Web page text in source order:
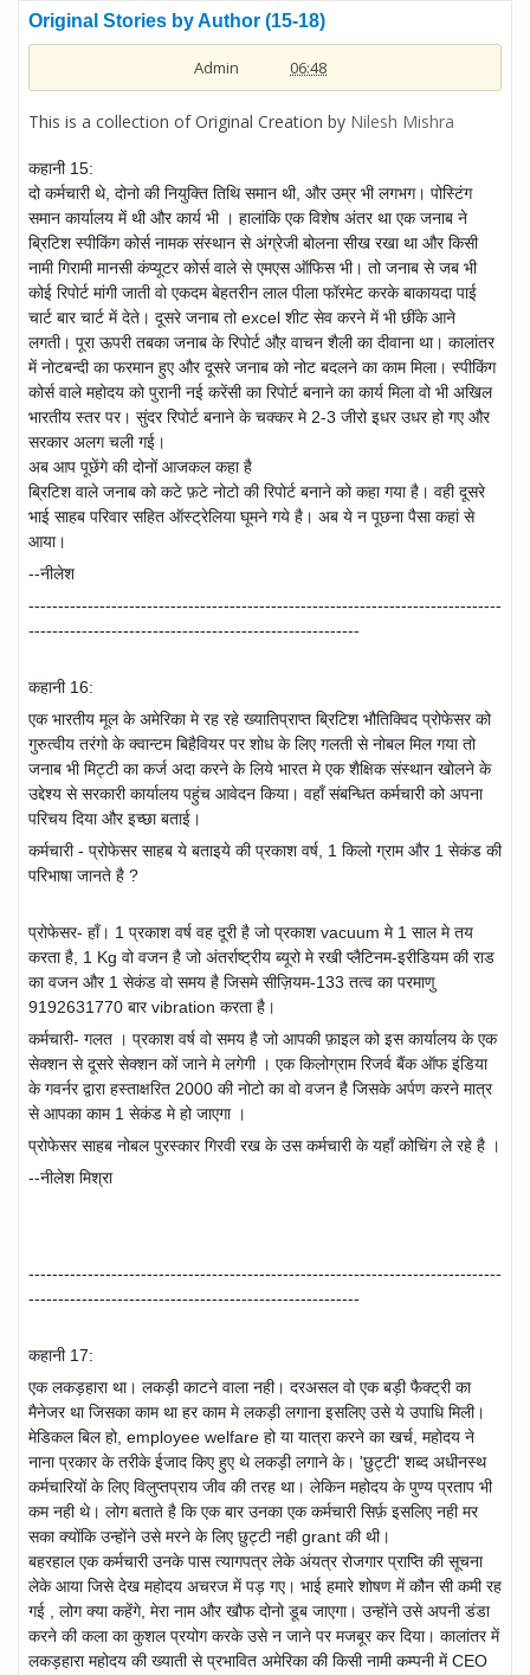
18)
Original Stories by Author (15-18)
Admin 06:48
This is a collection of Original Creation by Nilesh Mishra
कहानी 15:
दो कर्मचारी थे, दोनो की नियुक्ति तिथि समान थी, और उम्र भी लगभग। पोस्टिंग
समान कार्यालय में थी और कार्य भी । हालांकि एक विशेष अंतर था एक जनाब ने
ब्रिटिश स्पीकिंग कोर्स नामक संस्थान से अंग्रेजी बोलना सीख रखा था और किसी
नामी गिरामी मानसी कंप्यूटर कोर्स वाले से एमएस ऑफिस भी। तो जनाब से जब भी
कोई रिपोर्ट मांगी जाती वो एकदम बेहतरीन लाल पीला फॉरमेट करके बाकायदा पाई
चार्ट बार चार्ट में देते। दूसरे जनाब तो excel शीट सेव करने में भी छींके आने
लगती। पूरा ऊपरी तबका जनाब के रिपोर्ट औऱ वाचन शैली का दीवाना था। कालांतर
में नोटबन्दी का फरमान हुए और दूसरे जनाब को नोट बदलने का काम मिला। स्पीकिंग
कोर्स वाले महोदय को पुरानी नई करेंसी का रिपोर्ट बनाने का कार्य मिला वो भी अखिल
भारतीय स्तर पर। सुंदर रिपोर्ट बनाने के चक्कर मे 2-3 जीरो इधर उधर हो गए और
सरकार अलग चली गई।
अब आप पूछेंगे की दोनों आजकल कहा है
ब्रिटिश वाले जनाब को कटे फ़टे नोटो की रिपोर्ट बनाने को कहा गया है। वही दूसरे
भाई साहब परिवार सहित ऑस्ट्रेलिया घूमने गये है। अब ये न पूछना पैसा कहां से
आया।
--नीलेश
--------------------------------------------------------------------------------
--------------------------------------------------------
कहानी 16:
एक भारतीय मूल के अमेरिका मे रह रहे ख्यातिप्राप्त ब्रिटिश भौतिक्विद प्रोफेसर को
गुरुत्वीय तरंगो के क्वान्टम बिहैवियर पर शोध के लिए गलती से नोबल मिल गया तो
जनाब भी मिट्टी का कर्ज अदा करने के लिये भारत मे एक शैक्षिक संस्थान खोलने के
उद्देश्य से सरकारी कार्यालय पहुंच आवेदन किया। वहाँ संबन्धित कर्मचारी को अपना
परिचय दिया और इच्छा बताई।
कर्मचारी - प्रोफेसर साहब ये बताइये की प्रकाश वर्ष, 1 किलो ग्राम और 1 सेकंड की
परिभाषा जानते है ?
प्रोफेसर- हाँ। 1 प्रकाश वर्ष वह दूरी है जो प्रकाश vacuum मे 1 साल मे तय
करता है, 1 Kg वो वजन है जो अंतर्राष्ट्रीय ब्यूरो मे रखी प्लैटिनम-इरीडियम की राड
का वजन और 1 सेकंड वो समय है जिसमे सीज़ियम-133 तत्व का परमाणु
9192631770 बार vibration करता है।
कर्मचारी- गलत । प्रकाश वर्ष वो समय है जो आपकी फ़ाइल को इस कार्यालय के एक
सेक्शन से दूसरे सेक्शन कों जाने मे लगेगी । एक किलोग्राम रिजर्व बैंक ऑफ इंडिया
के गवर्नर द्वारा हस्ताक्षरित 2000 की नोटो का वो वजन है जिसके अर्पण करने मात्र
से आपका काम 1 सेकंड मे हो जाएगा ।
प्रोफेसर साहब नोबल पुरस्कार गिरवी रख के उस कर्मचारी के यहाँ कोचिंग ले रहे है ।
--नीलेश मिश्रा
--------------------------------------------------------------------------------
--------------------------------------------------------
कहानी 17:
एक लकड़हारा था। लकड़ी काटने वाला नही। दरअसल वो एक बड़ी फैक्ट्री का
मैनेजर था जिसका काम था हर काम मे लकड़ी लगाना इसलिए उसे ये उपाधि मिली।
मेडिकल बिल हो, employee welfare हो या यात्रा करने का खर्च, महोदय ने
नाना प्रकार के तरीके ईजाद किए हुए थे लकड़ी लगाने के। 'छुट्टी' शब्द अधीनस्थ
कर्मचारियों के लिए विलुप्तप्राय जीव की तरह था। लेकिन महोदय के पुण्य प्रताप भी
कम नही थे। लोग बताते है कि एक बार उनका एक कर्मचारी सिर्फ़ इसलिए नही मर
सका क्योंकि उन्होंने उसे मरने के लिए छुट्टी नही grant की थी।
बहरहाल एक कर्मचारी उनके पास त्यागपत्र लेके अंयत्र रोजगार प्राप्ति की सूचना
लेके आया जिसे देख महोदय अचरज में पड़ गए। भाई हमारे शोषण में कौन सी कमी रह
गई , लोग क्या कहेंगे, मेरा नाम और खौफ दोनो डूब जाएगा। उन्होंने उसे अपनी डंडा
करने की कला का कुशल प्रयोग करके उसे न जाने पर मजबूर कर दिया। कालांतर में
लकड़हारा महोदय की ख्याती से प्रभावित अमेरिका की किसी नामी कम्पनी में CEO